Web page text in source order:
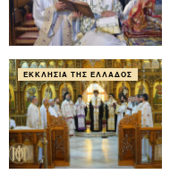
ΕΚΚΛΗΣΊΑ ΤΗΣ ΕΛΛΆΔΟΣ